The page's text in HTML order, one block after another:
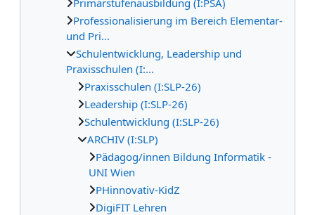
Professionalisierung im Bereich Elementar-
und Pri...
Schulentwicklung, Leadership und
Praxisschulen (I:...
Praxisschulen (I:SLP-26)
Leadership (I:SLP-26)
Schulentwicklung (I:SLP-26)
ARCHIV (I:SLP)
Pädagog/innen Bildung Informatik -
UNI Wien
PHinnovativ-KidZ
DigiFIT Lehren